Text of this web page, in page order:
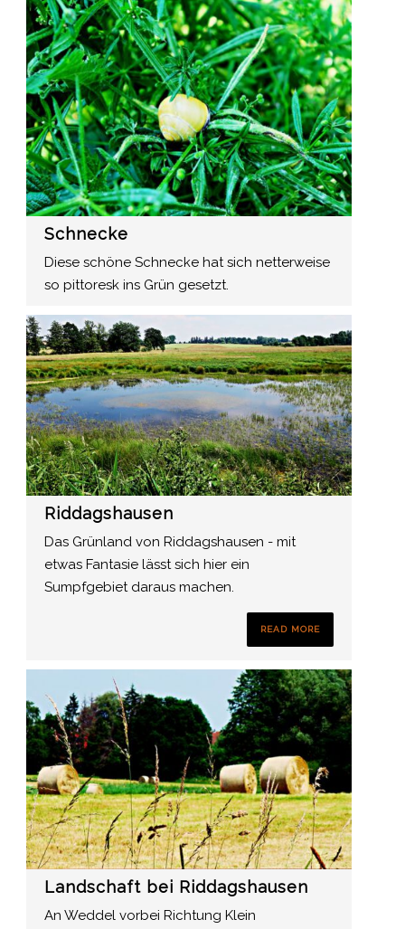
Schnecke
Diese schöne Schnecke hat sich netterweise
so pittoresk ins Grün gesetzt.
Riddagshausen
Das Grünland von Riddagshausen - mit
etwas Fantasie lässt sich hier ein
Sumpfgebiet daraus machen.
READ MORE
Landschaft bei Riddagshausen
An Weddel vorbei Richtung Klein